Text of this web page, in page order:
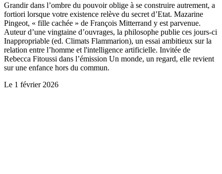
Grandir dans l’ombre du pouvoir oblige à se construire autrement, a
fortiori lorsque votre existence relève du secret d’Etat. Mazarine
Pingeot, « fille cachée » de François Mitterrand y est parvenue.
Auteur d’une vingtaine d’ouvrages, la philosophe publie ces jours-ci
Inappropriable (ed. Climats Flammarion), un essai ambitieux sur la
relation entre l’homme et l'intelligence artificielle. Invitée de
Rebecca Fitoussi dans l’émission Un monde, un regard, elle revient
sur une enfance hors du commun.
Le 1 février 2026